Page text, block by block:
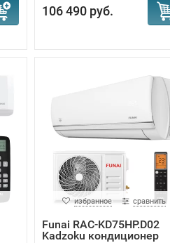
106 490 руб.
избранное сравнить
Funai RAC-KD75HP.D02
Kadzoku кондиционер